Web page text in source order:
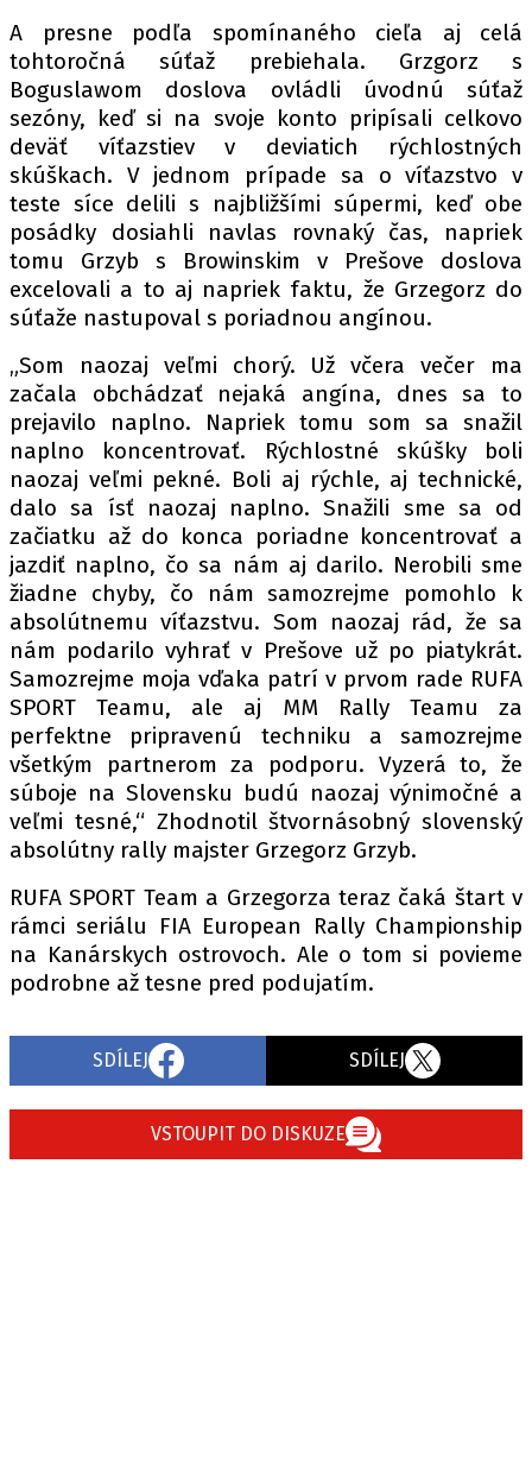
Pošlete e-mail na autoroad.cz
ETICKÝ KODEX
KONTAKT
VYDAVATEL
INZERCE
OSOBNÍ ÚDAJE / COOKIES
Provozovatelem serveru autoroad.cz je
INCORP MEDIA GROUP s.r.o., IČ: 118 23 054
A presne podľa spomínaného cieľa aj celá
tohtoročná súťaž prebiehala. Grzgorz s
Boguslawom doslova ovládli úvodnú súťaž
sezóny, keď si na svoje konto pripísali celkovo
deväť víťazstiev v deviatich rýchlostných
skúškach. V jednom prípade sa o víťazstvo v
teste síce delili s najbližšími súpermi, keď obe
posádky dosiahli navlas rovnaký čas, napriek
tomu Grzyb s Browinskim v Prešove doslova
excelovali a to aj napriek faktu, že Grzegorz do
súťaže nastupoval s poriadnou angínou.
„Som naozaj veľmi chorý. Už včera večer ma
začala obchádzať nejaká angína, dnes sa to
prejavilo naplno. Napriek tomu som sa snažil
naplno koncentrovať. Rýchlostné skúšky boli
naozaj veľmi pekné. Boli aj rýchle, aj technické,
dalo sa ísť naozaj naplno. Snažili sme sa od
začiatku až do konca poriadne koncentrovať a
jazdiť naplno, čo sa nám aj darilo. Nerobili sme
žiadne chyby, čo nám samozrejme pomohlo k
absolútnemu víťazstvu. Som naozaj rád, že sa
nám podarilo vyhrať v Prešove už po piatykrát.
Samozrejme moja vďaka patrí v prvom rade RUFA
SPORT Teamu, ale aj MM Rally Teamu za
perfektne pripravenú techniku a samozrejme
všetkým partnerom za podporu. Vyzerá to, že
súboje na Slovensku budú naozaj výnimočné a
veľmi tesné,“ Zhodnotil štvornásobný slovenský
absolútny rally majster Grzegorz Grzyb.
RUFA SPORT Team a Grzegorza teraz čaká štart v
rámci seriálu FIA European Rally Championship
na Kanárskych ostrovoch. Ale o tom si povieme
podrobne až tesne pred podujatím.
SDÍLEJ SDÍLEJ
VSTOUPIT DO DISKUZE